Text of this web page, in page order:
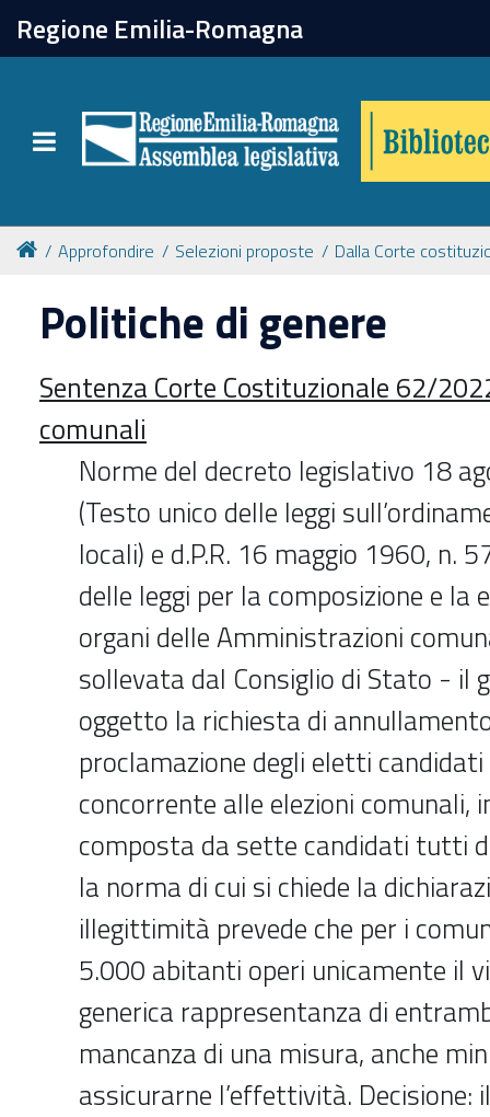
Regione Emilia-Romagna
Toggle navigation
chiudi
Catalogo online
Collezioni
Per approfondire
Appuntamenti
Prenotazione spazi
Approfondire Selezioni proposte Dalla Corte
Politiche di genere
Sentenza Corte Costituzionale 62/
comunali
Norme del decreto legislativo 18
(Testo unico delle leggi
locali) e d.P.R. 16 maggio 1960, n.
delle leggi per la composizione e la
organi delle Amministrazioni
sollevata dal Consiglio di Stato - il
oggetto la richiesta di
proclamazione degli eletti candidati
concorrente alle elezioni comunali,
composta da sette candidati tutti
la norma di cui si chiede la
illegittimità prevede che per i
5.000 abitanti operi unicamente il
generica rappresentanza di
mancanza di una misura, anche
assicurarne l’effettività.